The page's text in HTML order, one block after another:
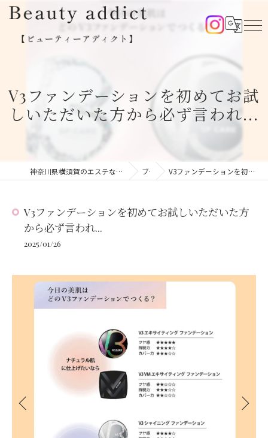
V3ファンデーションを初めてお試
しいただいた方から必ず言われ...
神奈川県横須賀のエステならBeauty addict【ビューティーアディクト】 ブログ V3ファンデーションを初めてお試しいただいた方から必ず言われ...
V3ファンデーションを初めてお試しいただいた方
から必ず言われ...
2025/01/26